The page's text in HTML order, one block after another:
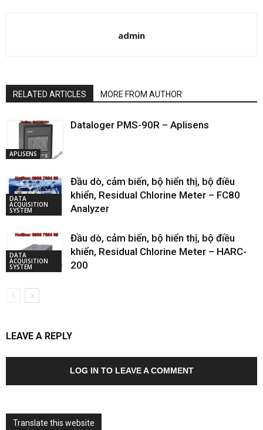
admin
RELATED ARTICLES MORE FROM AUTHOR
APLISENS
Dataloger PMS-90R – Aplisens
DATA
ACQUISITION
SYSTEM
Đầu dò, cảm biến, bộ hiển thị, bộ điều
khiển, Residual Chlorine Meter – FC80
Analyzer
DATA
ACQUISITION
SYSTEM
Đầu dò, cảm biến, bộ hiển thị, bộ điều
khiển, Residual Chlorine Meter – HARC-
200
LEAVE A REPLY
LOG IN TO LEAVE A COMMENT
Translate this website